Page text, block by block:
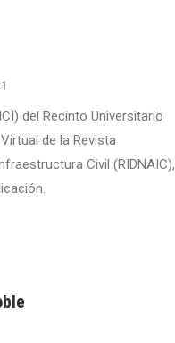
del Recinto Universitario
de la Revista
Civil (RIDNAIC),